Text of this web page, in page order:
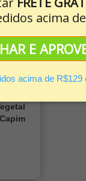
acima de
E
acima de R$129